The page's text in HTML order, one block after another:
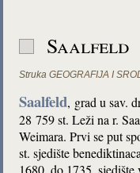
Saalfeld
Struka GEOGRAFIJA I
Saalfeld, grad u sav.
28 759 st. Leži na r.
Weimara. Prvi se put
st. sjedište
1680. do 1735.